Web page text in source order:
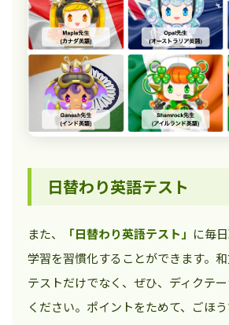
日替わり英語テスト
また、 「日替わり英語テスト」 に毎
学習を習慣化することができます。
テストだけでなく、ぜひ、ディクテ
ください。ポイントをためて、ごほ